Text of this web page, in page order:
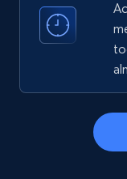
22.4K+
Instagram -
information
Account, Fbid,
business